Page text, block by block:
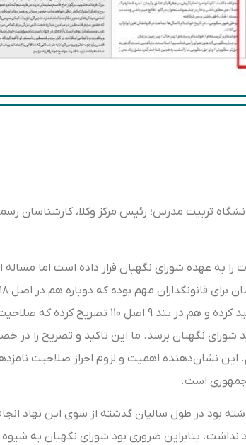
تربیت مدرس؛ رئیس مرکز وکلا، کارشناسان
بر تمامی انتخابات را به عهده شورای نگهبان قرار داده است اما
اساسی بر لزوم نظارت بر انتخابات ریاست‌جمهوری تاکید کرده و هم در بند ۹
شورای نگهبان برسد. ما این تاکید و تصریح را
این نشان‌دهنده اهمیت و لزوم احراز صلاحیت
است.
بود در طول سالیان گذشته از سوی این نهاد
بنابراین ضروری بود شورای نگهبان به شیوه